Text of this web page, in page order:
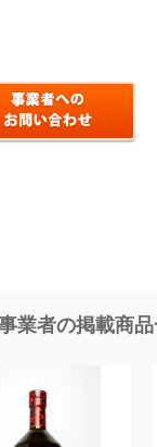
業者の掲載商